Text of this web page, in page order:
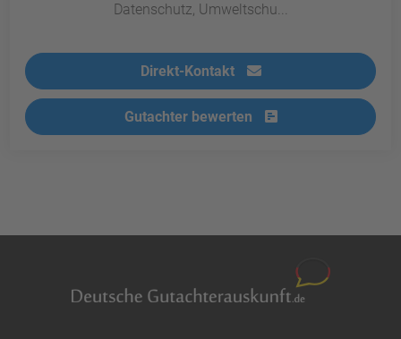
Datenschutz, Umweltschu...
Direkt-Kontakt
Gutachter bewerten